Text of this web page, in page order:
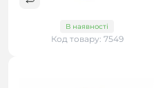
В наявності
Код товару: 7549